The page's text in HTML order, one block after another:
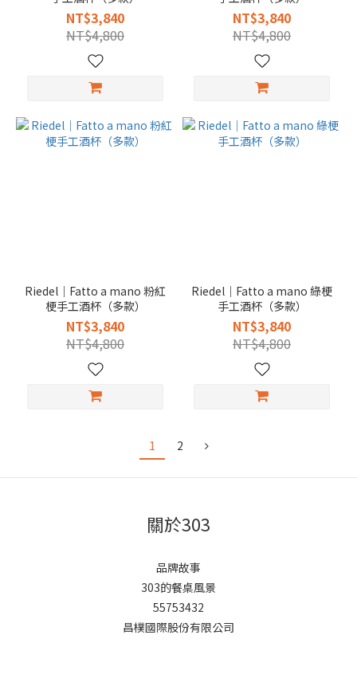
NT$3,840
NT$4,800
NT$3,840
NT$4,800
Riedel｜Fatto a mano 粉紅
梗手工酒杯（多款）
NT$3,840
NT$4,800
Riedel｜Fatto a mano 綠梗
手工酒杯（多款）
NT$3,840
NT$4,800
1 2
關於303
品牌故事
303的餐桌風景
55753432
昌樸國際股份有限公司